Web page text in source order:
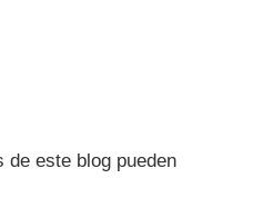
de este blog pueden